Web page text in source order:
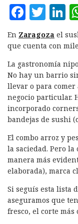
F
a
c
e
b
o
o
k
T
w
it
te
r
L
i
n
k
e
d
I
n
En Zaragoza el
que cuenta con
La gastronomía
No hay un barrio
llevar o para
negocio particular.
incorporado
bandejas de sushi
El combo arroz y
la saciedad. Pero
manera más
elaborada), marca
Si seguís esta lista
aseguramos que
fresco, el corte